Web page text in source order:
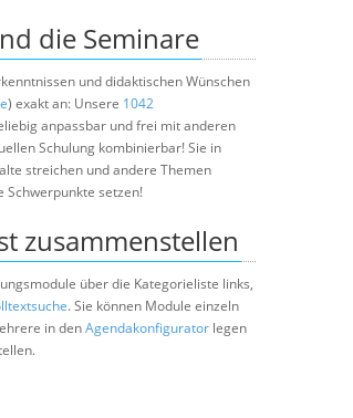
die Seminare
und didaktischen Wünschen
) exakt an: Unsere 1042
anpassbar und frei mit anderen
Schulung kombinierbar! Sie in
streichen und andere Themen
Schwerpunkte setzen!
zusammenstellen
über die Kategorieliste links,
. Sie können Module einzeln
in denAgendakonfigurator legen